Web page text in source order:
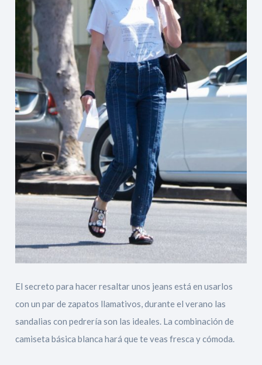
El secreto para hacer resaltar unos jeans está en usarlos
con un par de zapatos llamativos, durante el verano las
sandalias con pedrería son las ideales. La combinación de
camiseta básica blanca hará que te veas fresca y cómoda.